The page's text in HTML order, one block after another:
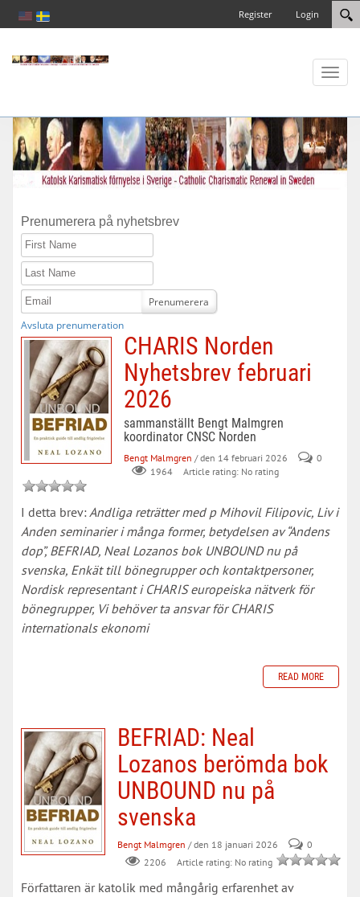
Login
Register
Toggle
Prenumerera på nyhetsbrev
First Name
Last Name
Email
Prenumerera
Avsluta prenumeration
CHARIS Norden
Nyhetsbrev februari
2026
sammanställt Bengt Malmgren
koordinator CNSC Norden
Bengt Malmgren / den 14 februari 2026
0
1964
Article rating: No rating
I detta brev: Andliga reträtter med p Mihovil Filipovic, Liv i
Anden seminarier i många former, betydelsen av “Andens
dop”, BEFRIAD, Neal Lozanos bok UNBOUND nu på
svenska, Enkät till bönegrupper och kontaktpersoner,
Nordisk representant i CHARIS europeiska nätverk för
bönegrupper, Vi behöver ta ansvar för CHARIS
internationals ekonomi
READ MORE
BEFRIAD: Neal
Lozanos berömda bok
UNBOUND nu på
svenska
Bengt Malmgren / den 18 januari 2026
0
2206
Article rating: No rating
Författaren är katolik med mångårig erfarenhet av